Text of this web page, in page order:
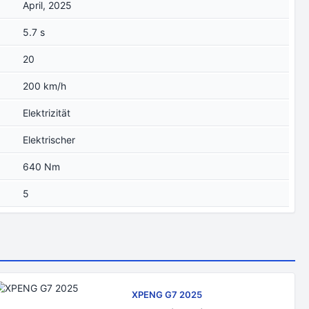
April, 2025
5.7 s
20
200 km/h
Elektrizität
Elektrischer
640 Nm
5
XPENG G7 2025